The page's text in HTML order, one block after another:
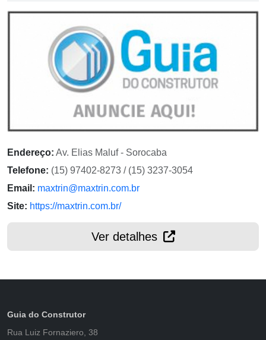
Endereço: Av. Elias Maluf - Sorocaba
Telefone: (15) 97402-8273 / (15) 3237-3054
Email: maxtrin@maxtrin.com.br
Site: https://maxtrin.com.br/
Ver detalhes
Guia do Construtor
Rua Luiz Fornaziero, 38